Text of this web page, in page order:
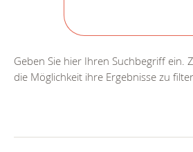
Geben Sie hier Ihren Suchbegriff ein.
die Möglichkeit ihre Ergebnisse zu